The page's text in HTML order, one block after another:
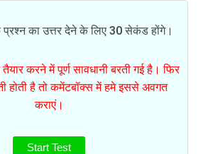
का उत्तर देने के लिए 30 सेकंड होंगे।
करने में पूर्ण सावधानी बरती गई है। फिर
होती है तो कमेंटबॉक्स में हमे इससे अवगत
कराएं।
Start Test